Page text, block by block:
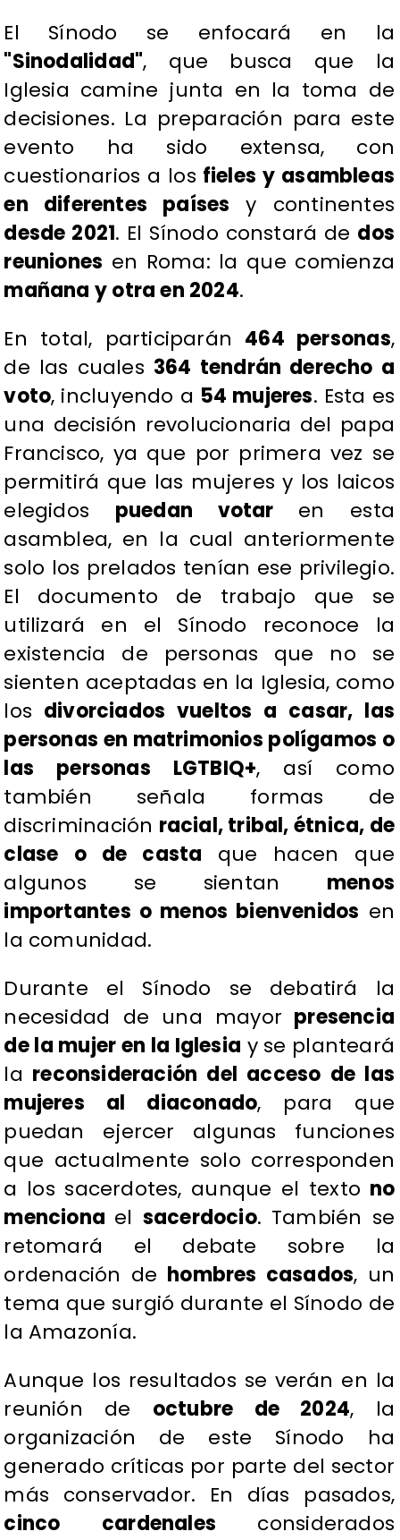
El Sínodo se enfocará en la
"Sinodalidad", que busca que la
Iglesia camine junta en la toma de
decisiones. La preparación para este
evento ha sido extensa, con
cuestionarios a los fieles y asambleas
en diferentes países y continentes
desde 2021. El Sínodo constará de dos
reuniones en Roma: la que comienza
mañana y otra en 2024.
En total, participarán 464 personas,
de las cuales 364 tendrán derecho a
voto, incluyendo a 54 mujeres. Esta es
una decisión revolucionaria del papa
Francisco, ya que por primera vez se
permitirá que las mujeres y los laicos
elegidos puedan votar en esta
asamblea, en la cual anteriormente
solo los prelados tenían ese privilegio.
El documento de trabajo que se
utilizará en el Sínodo reconoce la
existencia de personas que no se
sienten aceptadas en la Iglesia, como
los divorciados vueltos a casar, las
personas en matrimonios polígamos o
las personas LGTBIQ+, así como
también señala formas de
discriminación racial, tribal, étnica, de
clase o de casta que hacen que
algunos se sientan menos
importantes o menos bienvenidos en
la comunidad.
Durante el Sínodo se debatirá la
necesidad de una mayor presencia
de la mujer en la Iglesia y se planteará
la reconsideración del acceso de las
mujeres al diaconado, para que
puedan ejercer algunas funciones
que actualmente solo corresponden
a los sacerdotes, aunque el texto no
menciona el sacerdocio. También se
retomará el debate sobre la
ordenación de hombres casados, un
tema que surgió durante el Sínodo de
la Amazonía.
Aunque los resultados se verán en la
reunión de octubre de 2024, la
organización de este Sínodo ha
generado críticas por parte del sector
más conservador. En días pasados,
cinco cardenales considerados